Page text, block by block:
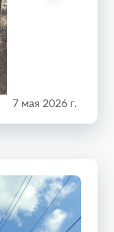
7 мая 2026 г.